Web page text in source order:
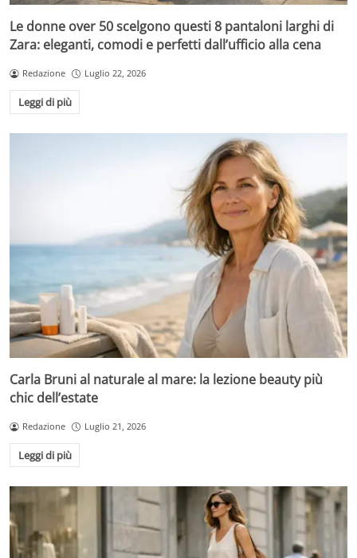
Le donne over 50 scelgono questi 8 pantaloni larghi di
Zara: eleganti, comodi e perfetti dall’ufficio alla cena
Redazione Luglio 22, 2026
Leggi di più
Carla Bruni al naturale al mare: la lezione beauty più
chic dell’estate
Redazione Luglio 21, 2026
Leggi di più